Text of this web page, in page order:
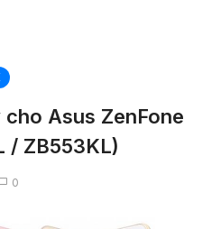
Asus ZenFone
/ ZB553KL)
0